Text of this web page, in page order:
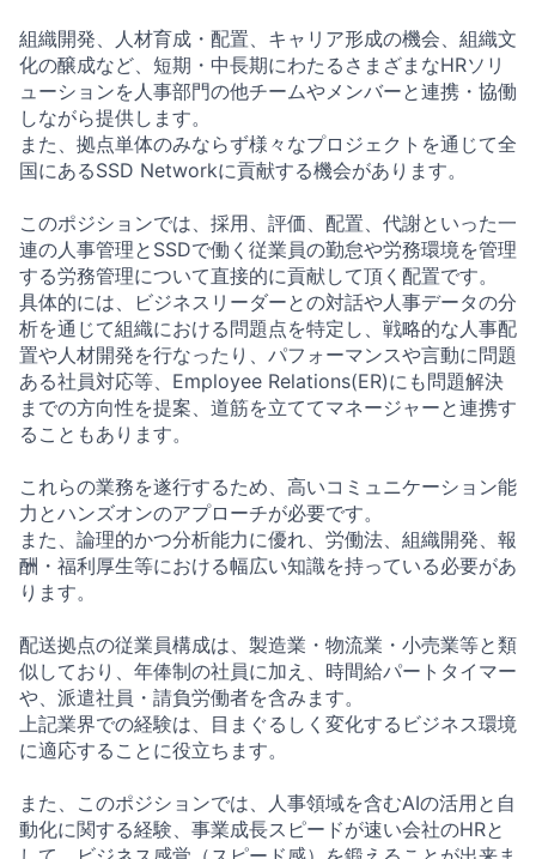
組織開発、人材育成・配置、キャリア形成の機会、組織文
化の醸成など、短期・中長期にわたるさまざまなHRソリ
ューションを人事部門の他チームやメンバーと連携・協働
しながら提供します。
また、拠点単体のみならず様々なプロジェクトを通じて全
国にあるSSD Networkに貢献する機会があります。
このポジションでは、採用、評価、配置、代謝といった一
連の人事管理とSSDで働く従業員の勤怠や労務環境を管理
する労務管理について直接的に貢献して頂く配置です。
具体的には、ビジネスリーダーとの対話や人事データの分
析を通じて組織における問題点を特定し、戦略的な人事配
置や人材開発を行なったり、パフォーマンスや言動に問題
ある社員対応等、Employee Relations(ER)にも問題解決
までの方向性を提案、道筋を立ててマネージャーと連携す
ることもあります。
これらの業務を遂行するため、高いコミュニケーション能
力とハンズオンのアプローチが必要です。
また、論理的かつ分析能力に優れ、労働法、組織開発、報
酬・福利厚生等における幅広い知識を持っている必要があ
ります。
配送拠点の従業員構成は、製造業・物流業・小売業等と類
似しており、年俸制の社員に加え、時間給パートタイマー
や、派遣社員・請負労働者を含みます。
上記業界での経験は、目まぐるしく変化するビジネス環境
に適応することに役立ちます。
また、このポジションでは、人事領域を含むAIの活用と自
動化に関する経験、事業成長スピードが速い会社のHRと